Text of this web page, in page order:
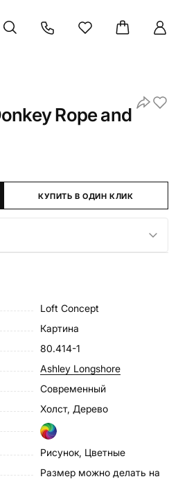
Rope and
КУПИТЬ В ОДИН КЛИК
Loft Concept
Картина
80.414-1
Ashley Longshore
Современный
Холст, Дерево
Рисунок, Цветные
размер можно делать на